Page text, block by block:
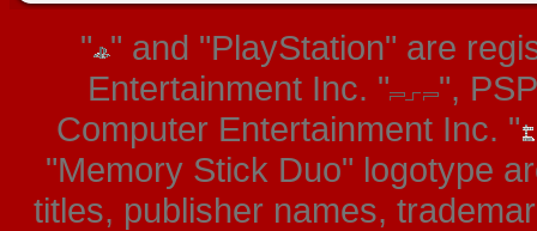
" " and "PlayStation" are
Entertainment Inc. "
",
Computer Entertainment Inc. "
"Memory Stick Duo" logotype
titles, publisher names,